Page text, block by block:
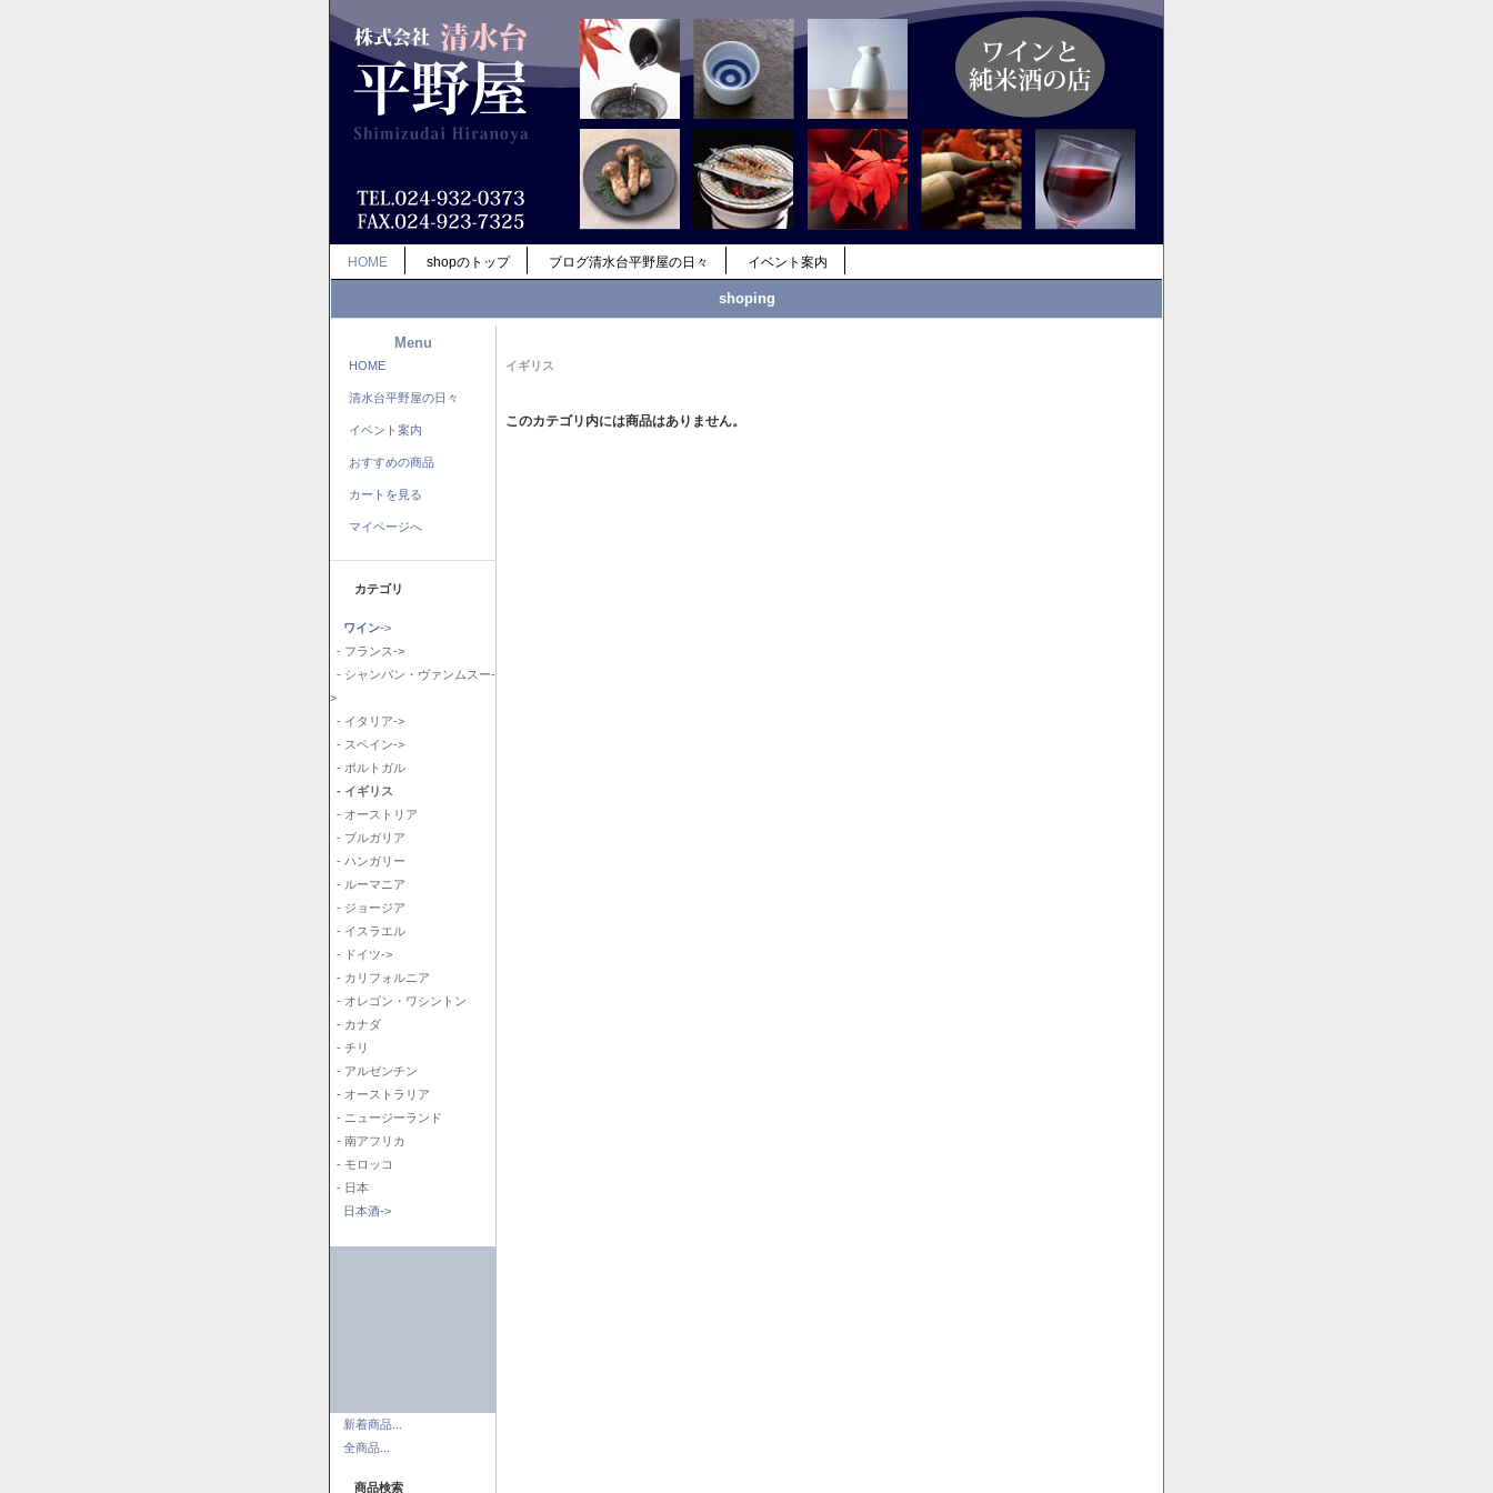
HOME shopのトップ ブログ清水台平野屋の日々 イベント案内
shoping
Menu
HOME
清水台平野屋の日々
イベント案内
おすすめの商品
カートを見る
マイページへ
カテゴリ
ワイン->
- フランス->
- シャンパン・ヴァンムスー-
>
- イタリア->
- スペイン->
- ポルトガル
- イギリス
- オーストリア
- ブルガリア
- ハンガリー
- ルーマニア
- ジョージア
- イスラエル
- ドイツ->
- カリフォルニア
- オレゴン・ワシントン
- カナダ
- チリ
- アルゼンチン
- オーストラリア
- ニュージーランド
- 南アフリカ
- モロッコ
- 日本
日本酒->
新着商品...
全商品...
商品検索
イギリス
このカテゴリ内には商品はありません。